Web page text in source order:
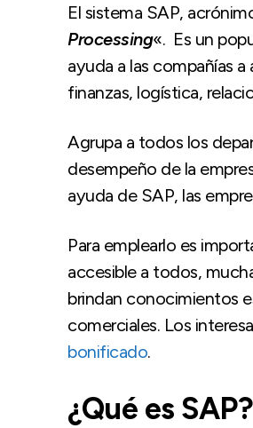
El sistema SAP,
Processing«. Es un
ayuda a las compañías
finanzas, logística,
Agrupa a todos los
desempeño de la
ayuda de SAP, las
Para emplearlo es
accesible a todos,
brindan conocimientos
comerciales. Los
bonificado.
¿Qué es SAP?